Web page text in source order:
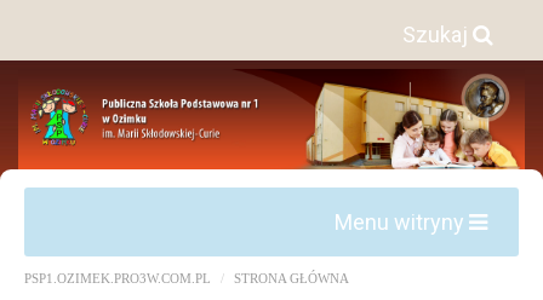
Szukaj
Menu witryny
PSP1.OZIMEK.PRO3W.COM.PL STRONA GŁÓWNA